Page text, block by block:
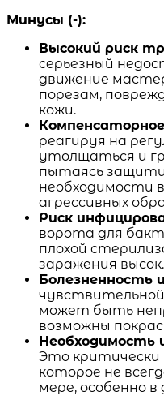
Минусы (-):
Высокий риск
серьезный
движение
порезам,
кожи.
реагируя на
утолщаться и
пытаясь
необходимости
агрессивных
Риск
ворота для
плохой
заражения высок.
Болезненность
может быть
возможны
Необходимость
Это критически
которое не
мере, особенно